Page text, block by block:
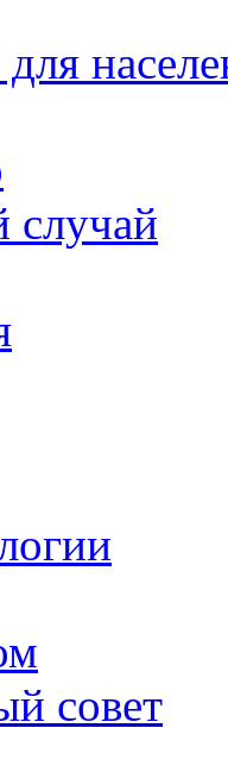
случай
совет